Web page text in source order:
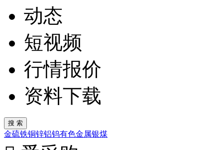
动态
短视频
行情报价
资料下载
金硫铁铜锌铝钨有色金属银煤